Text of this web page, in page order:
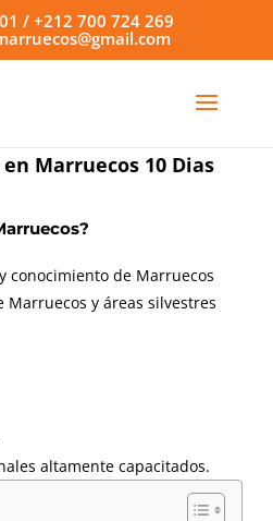
/ +212 700 724 269
Marruecos 10 Dias
conocimiento de Marruecos
Marruecos y áreas silvestres
altamente capacitados.